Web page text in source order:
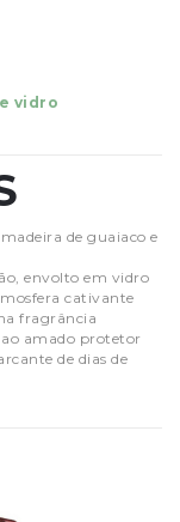
vidro
de guaiaco e
envolto em vidro
cativante
fragrância
amado protetor
de dias de